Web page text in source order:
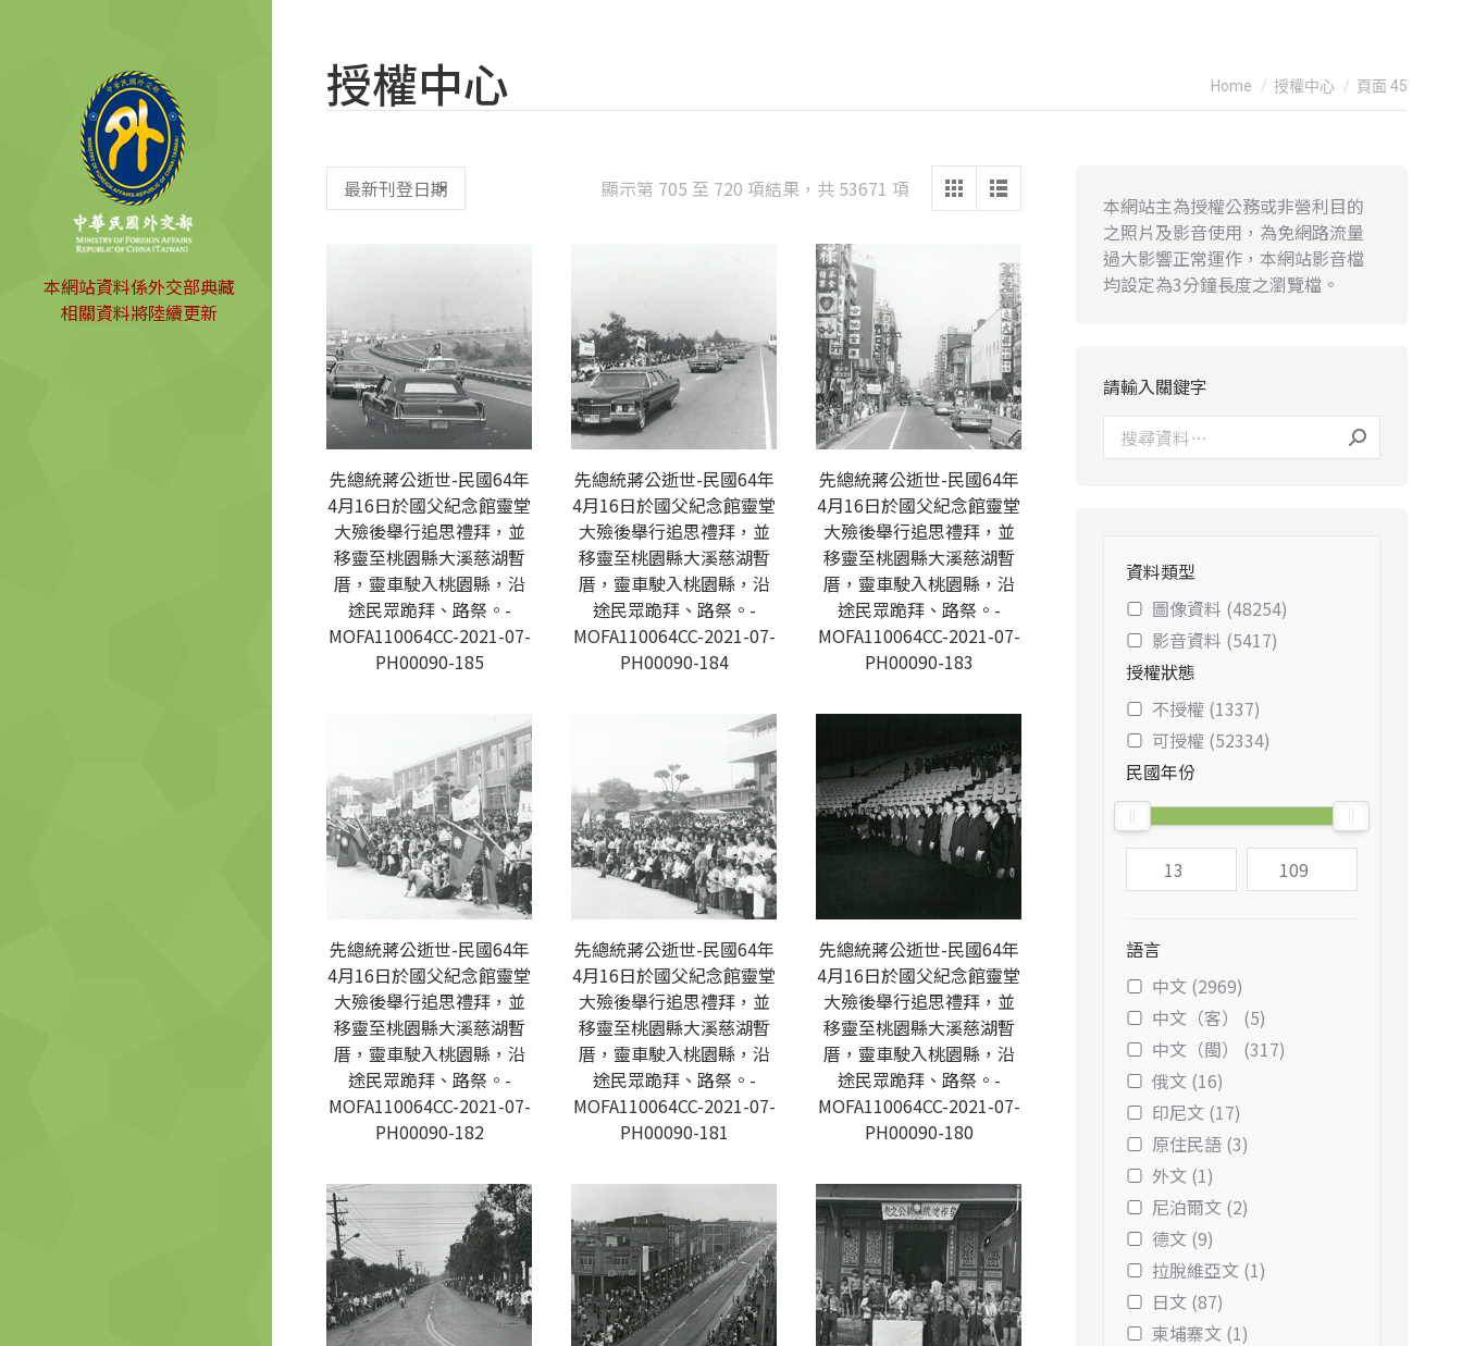
本網站資料係外交部典藏
相關資料將陸續更新
授權中心 You are here:
Home 授權中心 頁面 45
顯示第 705 至 720 項結果，共 53671 項 Sorted
先總統蔣公逝世-民國64年
4月16日於國父紀念館靈堂
大殮後舉行追思禮拜，並
移靈至桃園縣大溪慈湖暫
厝，靈車駛入桃園縣，沿
途民眾跪拜、路祭。-
MOFA110064CC-2021-07-
PH00090-185
先總統蔣公逝世-民國64年
4月16日於國父紀念館靈堂
大殮後舉行追思禮拜，並
移靈至桃園縣大溪慈湖暫
厝，靈車駛入桃園縣，沿
途民眾跪拜、路祭。-
MOFA110064CC-2021-07-
PH00090-184
先總統蔣公逝世-民國64年
4月16日於國父紀念館靈堂
大殮後舉行追思禮拜，並
移靈至桃園縣大溪慈湖暫
厝，靈車駛入桃園縣，沿
途民眾跪拜、路祭。-
MOFA110064CC-2021-07-
PH00090-183
先總統蔣公逝世-民國64年
4月16日於國父紀念館靈堂
大殮後舉行追思禮拜，並
移靈至桃園縣大溪慈湖暫
厝，靈車駛入桃園縣，沿
途民眾跪拜、路祭。-
MOFA110064CC-2021-07-
PH00090-182
先總統蔣公逝世-民國64年
4月16日於國父紀念館靈堂
大殮後舉行追思禮拜，並
移靈至桃園縣大溪慈湖暫
厝，靈車駛入桃園縣，沿
途民眾跪拜、路祭。-
MOFA110064CC-2021-07-
PH00090-181
先總統蔣公逝世-民國64年
4月16日於國父紀念館靈堂
大殮後舉行追思禮拜，並
移靈至桃園縣大溪慈湖暫
厝，靈車駛入桃園縣，沿
途民眾跪拜、路祭。-
MOFA110064CC-2021-07-
PH00090-180
本網站主為授權公務或非營利目的
之照片及影音使用，為免網路流量
過大影響正常運作，本網站影音檔
均設定為3分鐘長度之瀏覽檔。
請輸入關鍵字
資料類型
圖像資料 (48254)
影音資料 (5417)
授權狀態
不授權 (1337)
可授權 (52334)
民國年份
語言
中文 (2969)
中文（客） (5)
中文（閩） (317)
俄文 (16)
印尼文 (17)
原住民語 (3)
外文 (1)
尼泊爾文 (2)
德文 (9)
拉脫維亞文 (1)
日文 (87)
柬埔寨文 (1)